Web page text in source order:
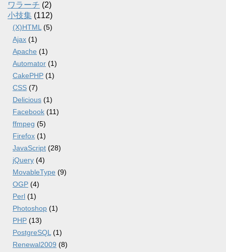
ワラーチ (2)
小技集 (112)
(X)HTML (5)
Ajax (1)
Apache (1)
Automator (1)
CakePHP (1)
CSS (7)
Delicious (1)
Facebook (11)
ffmpeg (5)
Firefox (1)
JavaScript (28)
jQuery (4)
MovableType (9)
OGP (4)
Perl (1)
Photoshop (1)
PHP (13)
PostgreSQL (1)
Renewal2009 (8)